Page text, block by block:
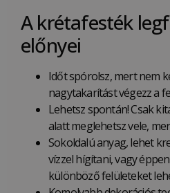
A krétafesték
előnyei
Időt spórolsz, mert nem
nagytakarítást végezz a
Lehetsz spontán! Csak
alatt meglehetsz vele,
Sokoldalú anyag, lehet
vízzel hígítani, vagy
különböző felületeket